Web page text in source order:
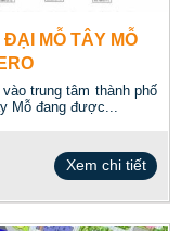
ĐẠI MỖ TÂY MỖ
trung tâm thành phố
Mỗ đang được...
Xem chi tiết